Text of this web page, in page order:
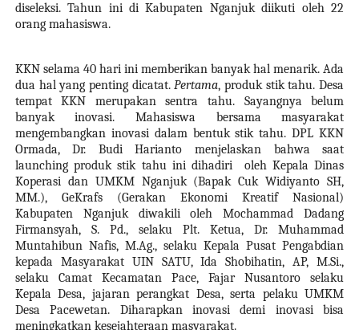
diseleksi. Tahun ini di Kabupaten Nganjuk diikuti oleh 22
orang mahasiswa.
KKN selama 40 hari ini memberikan banyak hal menarik.Ada
dua hal yang penting dicatat. Pertama, produk stik tahu. Desa
tempat KKN merupakan sentra tahu. Sayangnya belum
banyak inovasi.Mahasiswa bersama masyarakat
mengembangkan inovasi dalam bentuk stik tahu. DPL KKN
Ormada, Dr. Budi Harianto menjelaskan bahwa saat
launchingproduk stik tahu inidihadiri oleh Kepala Dinas
Koperasi dan UMKMNganjuk(Bapak Cuk Widiyanto SH,
MM.), GeKrafs (Gerakan Ekonomi Kreatif Nasional)
Kabupaten Nganjuk diwakili oleh Mochammad Dadang
Firmansyah, S. Pd., selaku Plt. Ketua, Dr. Muhammad
Muntahibun Nafis, M.Ag., selaku Kepala Pusat Pengabdian
kepada Masyarakat UIN SATU, Ida Shobihatin, AP, M.Si.,
selaku Camat Kecamatan Pace, Fajar Nusantoro selaku
Kepala Desa, jajaran perangkat Desa, serta pelaku UMKM
Desa Pacewetan. Diharapkan inovasi demi inovasi bisa
meningkatkan kesejahteraan masyarakat.